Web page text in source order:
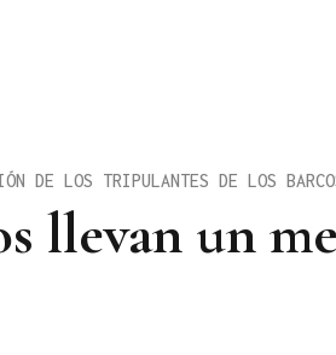
llevan un
DE LOS TRIPULANTES DE LOS